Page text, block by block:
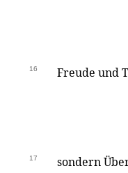
16 Freude und
17 sondern